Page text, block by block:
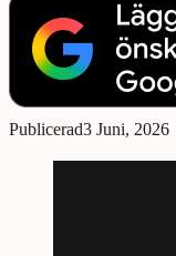
Publicerad3 Juni, 2026